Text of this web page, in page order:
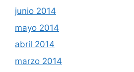
junio 2014
mayo 2014
abril 2014
marzo 2014